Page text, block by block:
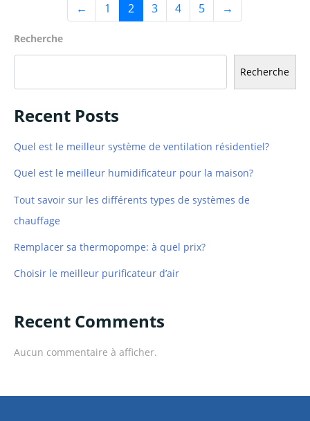
← 1 2 3 4 5 →
Recherche
Recherche
Recent Posts
Quel est le meilleur système de ventilation résidentiel?
Quel est le meilleur humidificateur pour la maison?
Tout savoir sur les différents types de systèmes de
chauffage
Remplacer sa thermopompe: à quel prix?
Choisir le meilleur purificateur d’air
Recent Comments
Aucun commentaire à afficher.